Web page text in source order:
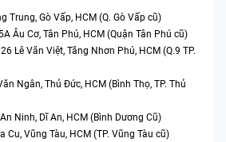
Trung, Gò Vấp, HCM (Q. Gò Vấp cũ)
Âu Cơ, Tân Phú, HCM (Quận Tân Phú cũ)
Lê Văn Việt, Tăng Nhơn Phú, HCM (Q.9 TP.
Ngân, Thủ Đức, HCM (Bình Thọ, TP. Thủ
Ninh, Dĩ An, HCM (Bình Dương Cũ)
Cu, Vũng Tàu, HCM (TP. Vũng Tàu cũ)